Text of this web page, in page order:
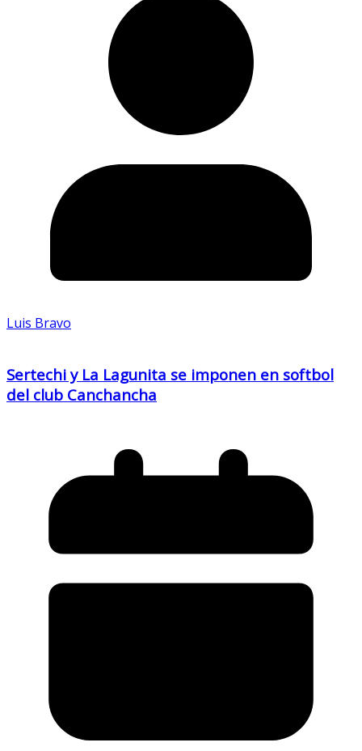
Luis Bravo
Sertechi y La Lagunita se imponen en softbol
del club Canchancha